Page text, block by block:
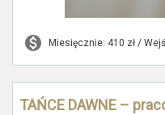
Miesięcznie: 410 zł /
TAŃCE DAWNE –